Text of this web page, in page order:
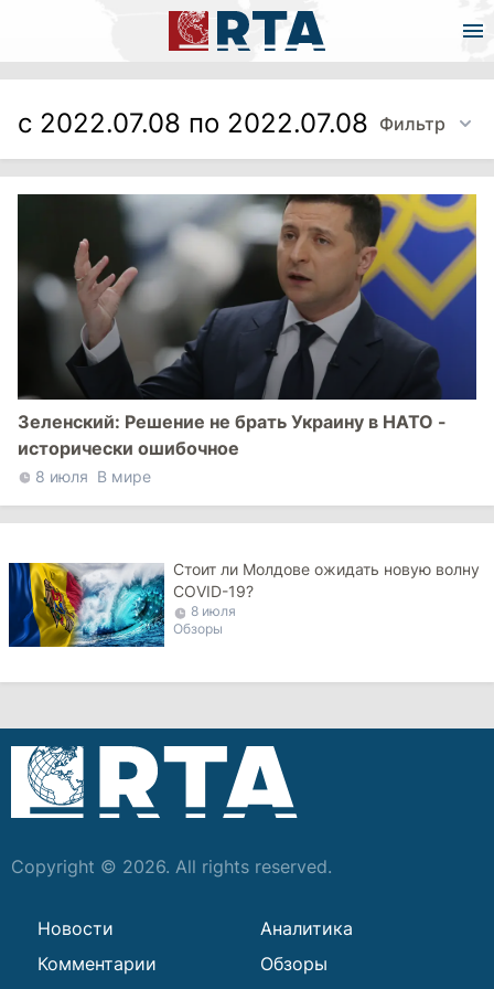
с 2022.07.08 по 2022.07.08 Фильтр
Зеленский: Решение не брать Украину в НАТО -
исторически ошибочное
8 июля В мире
Стоит ли Молдове ожидать новую волну
COVID-19?
8 июля
Обзоры
Copyright © 2026. All rights reserved.
Новости
Аналитика
Комментарии
Обзоры